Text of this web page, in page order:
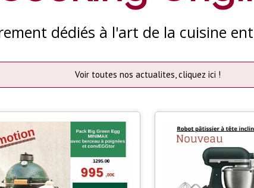
dédiés à l'art de la cuisine
Voir toutes nos actualites, cliquez ici !